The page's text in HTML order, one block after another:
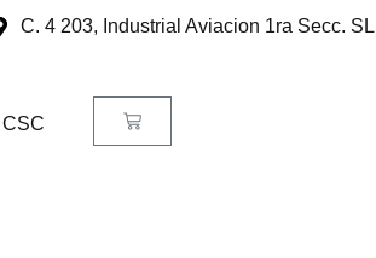
C. 4 203, Industrial Aviacion 1ra Secc.
CSC